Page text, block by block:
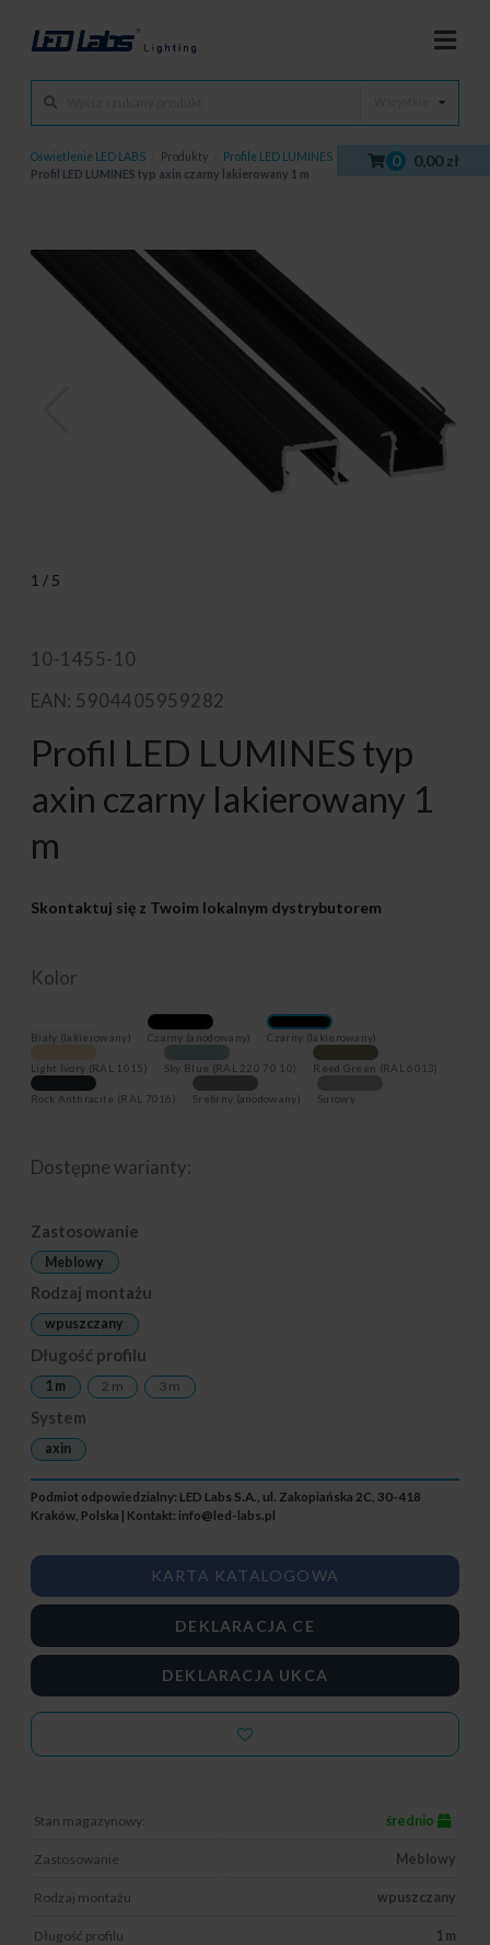
0 0,00 zł
Oświetlenie LED LABS Produkty Profile LED LUMINES Profile LED
Profil LED LUMINES typ axin czarny lakierowany 1 m
1 / 5
10-1455-10
EAN: 5904405959282
Profil LED LUMINES typ
axin czarny lakierowany 1
m
Skontaktuj się z Twoim lokalnym dystrybutorem
Stan magazynowy: średnio
Zastosowanie Meblowy
Rodzaj montażu wpuszczany
Długość profilu 1 m
KARTA KATALOGOWA
DEKLARACJA CE
DEKLARACJA UKCA
Kolor
Biały (lakierowany) Czarny (anodowany) Czarny (lakierowany)
Light Ivory (RAL 1015) Sky Blue (RAL 220 70 10) Reed Green (RAL 6013)
Rock Anthracite (RAL 7016) Srebrny (anodowany) Surowy
Dostępne warianty:
Zastosowanie
Meblowy
Rodzaj montażu
wpuszczany
Długość profilu
1 m 2 m 3 m
System
axin
Podmiot odpowiedzialny: LED Labs S.A., ul. Zakopiańska 2C, 30-418
Kraków, Polska | Kontakt: info@led-labs.pl